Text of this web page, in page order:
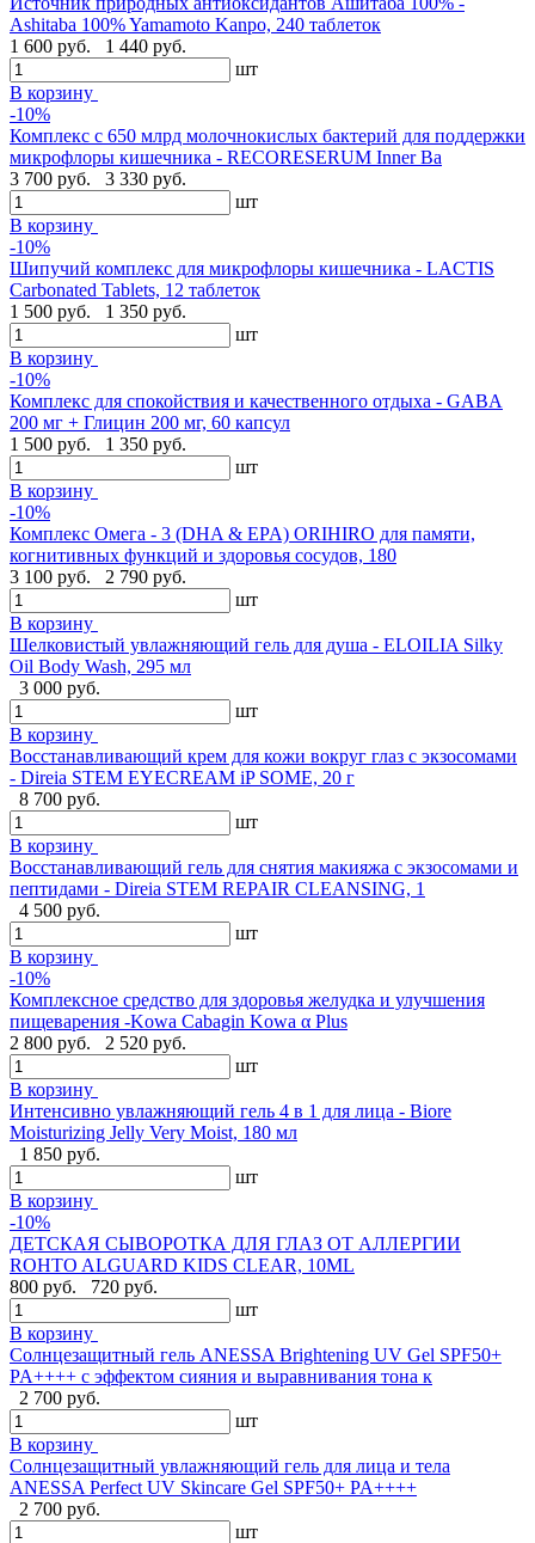
Ashitaba 100% Yamamoto Kanpo, 240 таблеток
1 600 руб.
1 440 руб.
шт
В корзину
-10%
Комплекс с 650 млрд молочнокислых бактерий для поддержки
микрофлоры кишечника - RECORESERUM Inner Ba
3 700 руб.
3 330 руб.
шт
В корзину
-10%
Шипучий комплекс для микрофлоры кишечника - LACTIS
Carbonated Tablets, 12 таблеток
1 500 руб.
1 350 руб.
шт
В корзину
-10%
Комплекс для спокойствия и качественного отдыха - GABA
200 мг + Глицин 200 мг, 60 капсул
1 500 руб.
1 350 руб.
шт
В корзину
-10%
Комплекс Омега - 3 (DHA & EPA) ORIHIRO для памяти,
когнитивных функций и здоровья сосудов, 180
3 100 руб.
2 790 руб.
шт
В корзину
Шелковистый увлажняющий гель для душа - ELOILIA Silky
Oil Body Wash, 295 мл
3 000 руб.
шт
В корзину
Восстанавливающий крем для кожи вокруг глаз с экзосомами
- Direia STEM EYECREAM iP SOME, 20 г
8 700 руб.
шт
В корзину
Восстанавливающий гель для снятия макияжа с экзосомами и
пептидами - Direia STEM REPAIR CLEANSING, 1
4 500 руб.
шт
В корзину
-10%
Комплексное средство для здоровья желудка и улучшения
пищеварения -Kowa Cabagin Kowa α Plus
2 800 руб.
2 520 руб.
шт
В корзину
Интенсивно увлажняющий гель 4 в 1 для лица - Biore
Moisturizing Jelly Very Moist, 180 мл
1 850 руб.
шт
В корзину
-10%
ДЕТСКАЯ СЫВОРОТКА ДЛЯ ГЛАЗ ОТ АЛЛЕРГИИ
ROHTO ALGUARD KIDS CLEAR, 10ML
800 руб.
720 руб.
шт
В корзину
Солнцезащитный гель ANESSA Brightening UV Gel SPF50+
PA++++ с эффектом сияния и выравнивания тона к
2 700 руб.
шт
В корзину
Солнцезащитный увлажняющий гель для лица и тела
ANESSA Perfect UV Skincare Gel SPF50+ PA++++
2 700 руб.
шт